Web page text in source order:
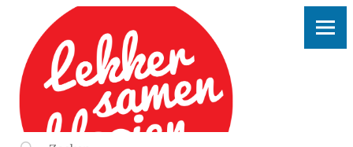
LEKKER SAMEN KLOOIEN